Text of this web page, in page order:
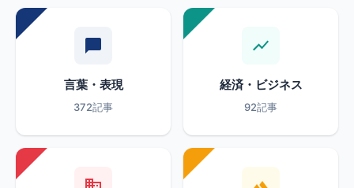
言葉・表現
372記事
経済・ビジネス
92記事